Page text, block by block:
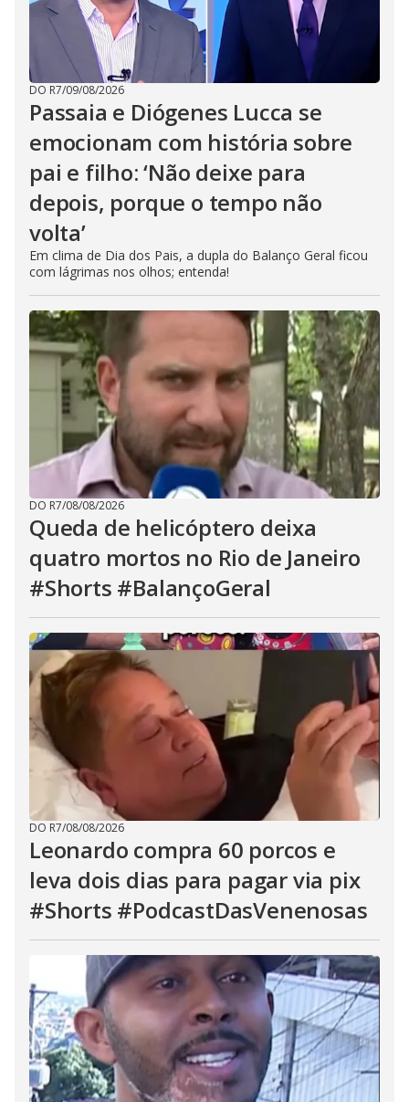
DO R7/09/08/2026
Passaia e Diógenes Lucca se
emocionam com história sobre
pai e filho: ‘Não deixe para
depois, porque o tempo não
volta’
Em clima de Dia dos Pais, a dupla do Balanço Geral ficou
com lágrimas nos olhos; entenda!
DO R7/08/08/2026
Queda de helicóptero deixa
quatro mortos no Rio de Janeiro
#Shorts #BalançoGeral
DO R7/08/08/2026
Leonardo compra 60 porcos e
leva dois dias para pagar via pix
#Shorts #PodcastDasVenenosas